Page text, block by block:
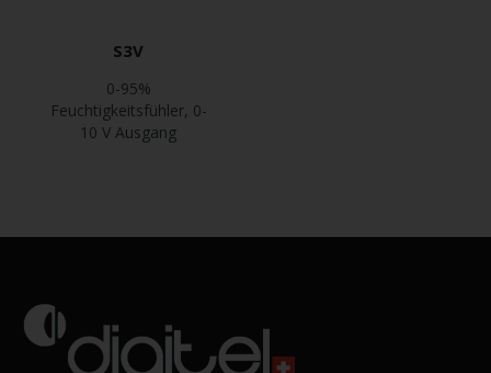
S3V
0-95%
Feuchtigkeitsfühler, 0-
10 V Ausgang